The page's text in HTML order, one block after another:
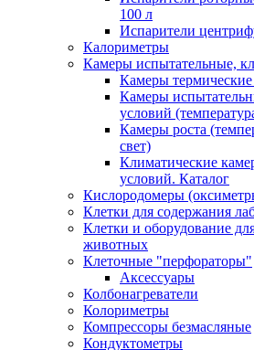
100 л
Испарители
Калориметры
Камеры испытательные,
Камеры термические
Камеры
условий
Камеры роста
свет)
Климатические
условий. Каталог
Кислородомеры
Клетки для содержания
Клетки и оборудование
животных
Клеточные "перфораторы"
Аксессуары
Колбонагреватели
Колориметры
Компрессоры безмасляные
Кондуктометры